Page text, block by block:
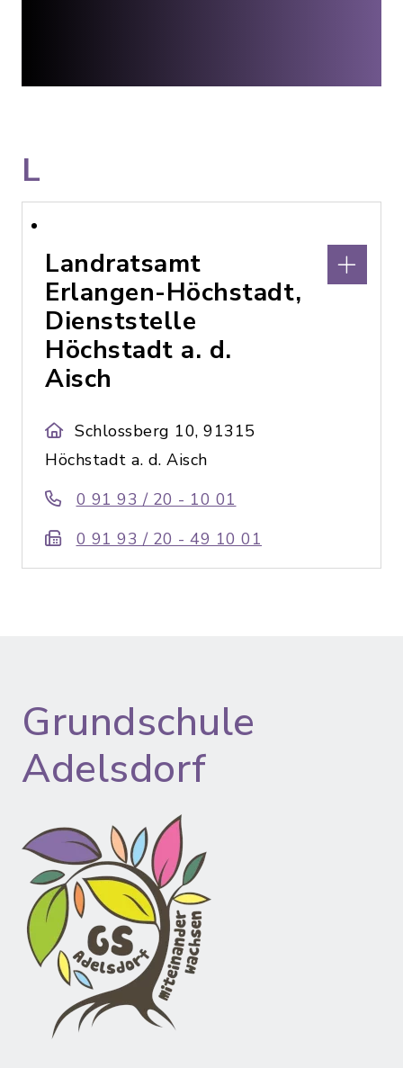
L
Landratsamt
Erlangen-Höchstadt,
Dienststelle
Höchstadt a. d.
Aisch
Schlossberg 10, 91315
Höchstadt a. d. Aisch
0 91 93 / 20 - 10 01
0 91 93 / 20 - 49 10 01
Grundschule
Adelsdorf